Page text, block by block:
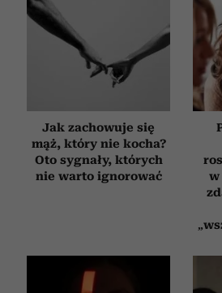
Jak zachowuje się
mąż, który nie kocha?
Oto sygnały, których
nie warto ignorować
w